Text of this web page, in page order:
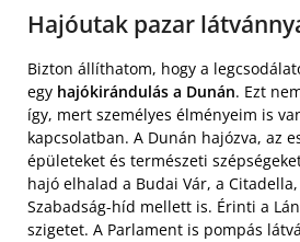
Hajóutak pazar
Bizton állíthatom, hogy a
egy hajókirándulás a Dunán. Ezt
így, mert személyes élményeim is
kapcsolatban. A Dunán hajózva, az
épületeket és természeti
hajó elhalad a Budai Vár, a
Szabadság-híd mellett is. Érinti a
szigetet. A Parlament is pompás